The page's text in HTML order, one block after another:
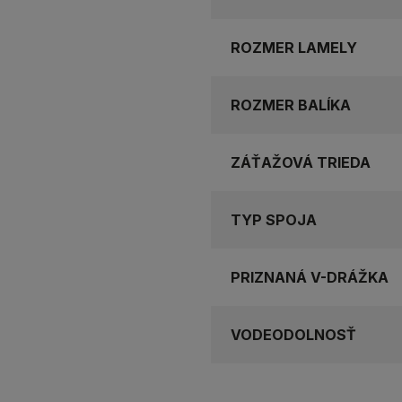
ROZMER LAMELY
ROZMER BALÍKA
ZÁŤAŽOVÁ TRIEDA
TYP SPOJA
PRIZNANÁ V-DRÁŽKA
VODEODOLNOSŤ